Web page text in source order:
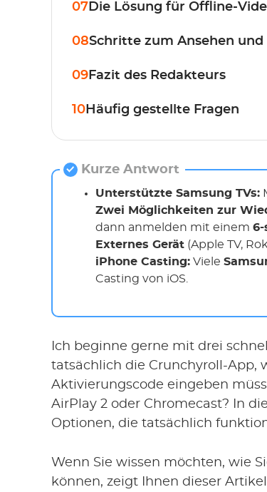
07 Die Lösung für Offline-
08Schritte zum Ansehen
09 Fazit des Redakteurs
10 Häufig gestellte Fragen
Kurze Antwort
Unterstützte Samsung TVs:
Zwei Möglichkeiten zur
dann anmelden mit einem 6-
Externes Gerät (Apple TV,
iPhone Casting: Viele
Casting von iOS.
Ich beginne gerne mit drei
tatsächlich die Crunchyroll-App,
Aktivierungscode eingeben
AirPlay 2 oder Chromecast? In
Optionen, die tatsächlich
Wenn Sie wissen möchten, wie
können, zeigt Ihnen dieser